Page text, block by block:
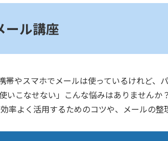
ル講座
やスマホでメールは使っているけれど、
こなせない」こんな悩みはありませんか？
率よく活用するためのコツや、メールの